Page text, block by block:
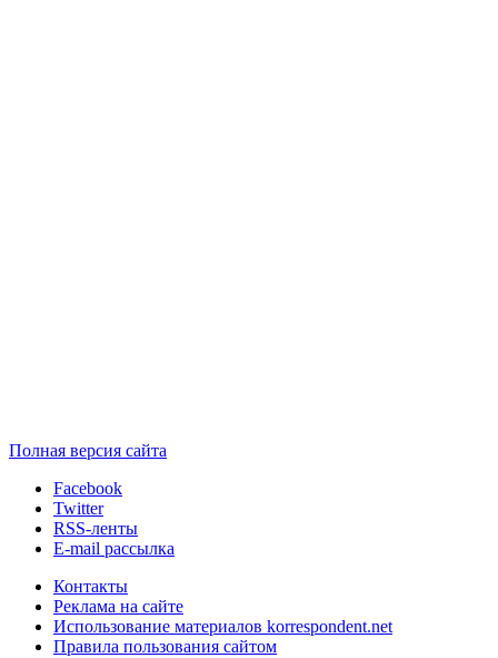
Полная версия сайта
Facebook
Twitter
RSS-ленты
E-mail рассылка
Контакты
Реклама на сайте
Использование материалов korrespondent.net
Правила пользования сайтом